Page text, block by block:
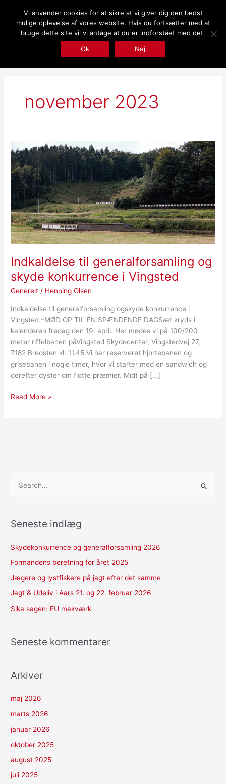
indholdet
november 2023
Indkaldelse til generalforsamling og
skyde konkurrence i Vingsted
Generelt / Henning Olsen
Indkaldelse til generalforsamling ogskyde konkurrence i
Vingsted –MØD OP TIL EN SPÆNDENDE DAGSæt kryds i
kalenderen fredag den 19. april. Her mødes vi på 100/200
meter riffelbanen påVingsted Skydecenter, Vingstedvej 27,
7182 Bredsten kl. 11.45.Vi har reserveret hjortebanen og
grisebanen i nogle timer, hvor vi starter med en sandwich og
derefter dyster om flotte præmier. Midt på […]
Indkaldelse
til
generalforsamling
og
skyde
konkurrence
i
Vingsted
Read More »
e
r
:
Seneste indlæg
Skydekonkurrence og generalforsamling 2026
Formandens beretning for året 2025
Jægere og lystfiskere på jagt efter det samme
Jagt & Udeliv i Aars 21. og 22. februar 2026
Sika sagen: EU makværk
Seneste kommentarer
Arkiver
maj 2026
marts 2026
januar 2026
oktober 2025
august 2025
juli 2025
Vi anvender cookies for at sikre at vi giver dig den bedst
mulige oplevelse af vores website. Hvis du fortsætter med at
bruge dette site vil vi antage at du er indforstået med det.
Ok
Nej